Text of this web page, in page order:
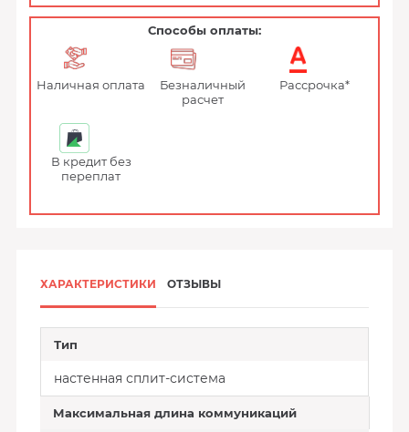
Способы оплаты:
Наличная оплата
Безналичный
расчет
Рассрочка*
В кредит без
переплат
ХАРАКТЕРИСТИКИ ОТЗЫВЫ
Тип
настенная сплит-система
Максимальная длина коммуникаций